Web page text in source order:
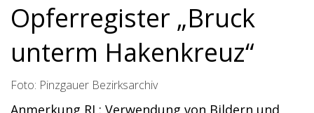
Opferregister „Bruck
unterm Hakenkreuz“
Foto: Pinzgauer Bezirksarchiv
Anmerkung RL: Verwendung von Bildern und